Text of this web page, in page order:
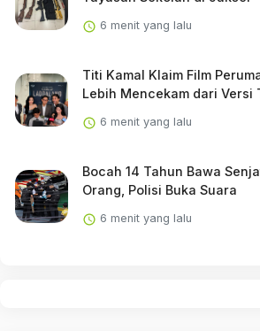
6 menit yang lalu
Titi Kamal Klaim Film
Lebih Mencekam dari Versi
6 menit yang lalu
Bocah 14 Tahun Bawa
Orang, Polisi Buka Suara
6 menit yang lalu